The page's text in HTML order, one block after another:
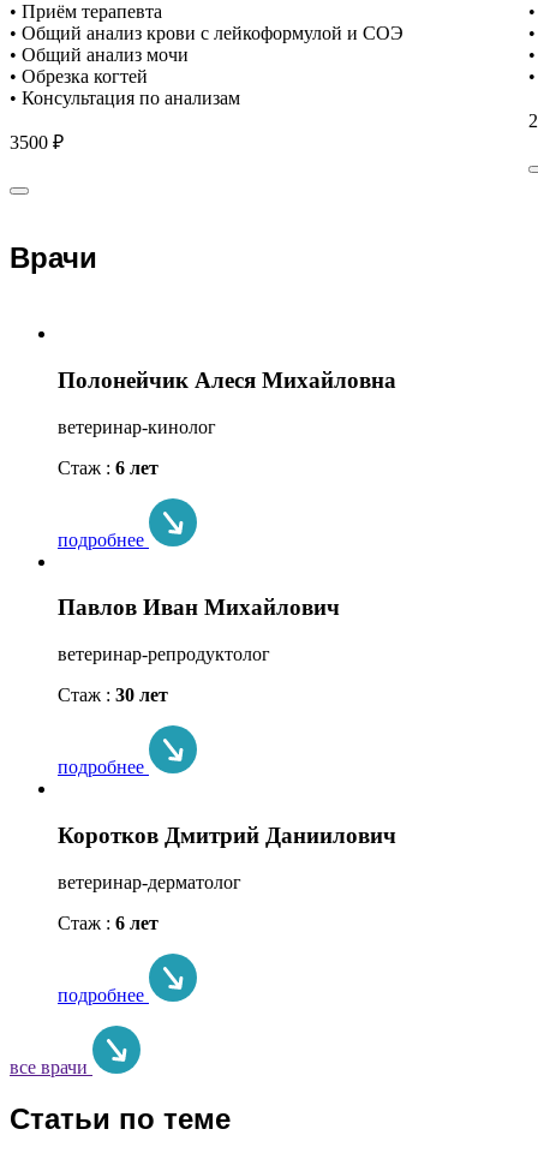
• Приём терапевта
• Общий анализ крови с лейкоформулой и СОЭ
• Общий анализ мочи
• Обрезка когтей
• Консультация по анализам
3500 ₽
Врачи
Полонейчик Алеся Михайловна
ветеринар-кинолог
Стаж : 6 лет
подробнее
Павлов Иван Михайлович
ветеринар-репродуктолог
Стаж : 30 лет
подробнее
Коротков Дмитрий Даниилович
ветеринар-дерматолог
Стаж : 6 лет
подробнее
все врачи
Статьи по теме